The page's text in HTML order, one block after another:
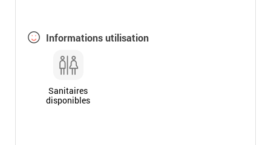
Informations utilisation
Sanitaires
disponibles